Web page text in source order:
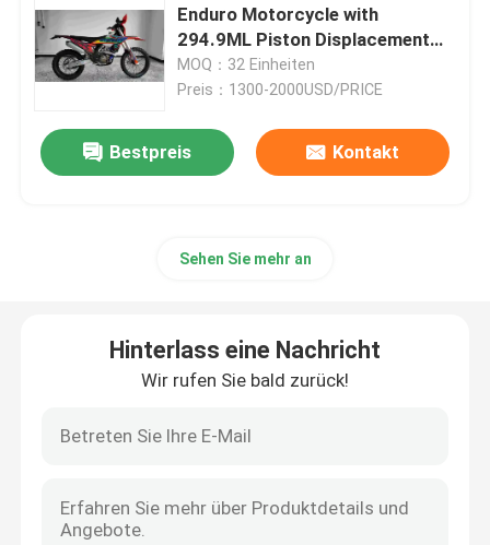
Enduro-Schmutz-Fahrräder
Vier Anschlag-Motocrösser
Super-Motard-Motorräder
Enduro Motorcycle with
294.9ML Piston Displacement
21KW Power and 25N.m Torque
MOQ：32 Einheiten
Preis：1300-2000USD/PRICE
Bestpreis Kontakt
Sehen Sie mehr an
Hinterlass eine Nachricht
Wir rufen Sie bald zurück!